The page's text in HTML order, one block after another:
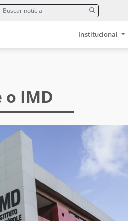
Institucional
o IMD